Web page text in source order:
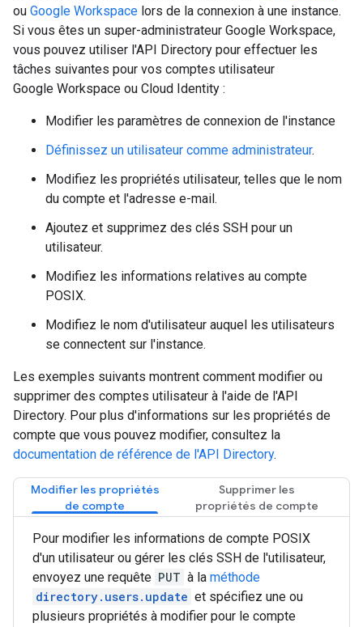
ou Google Workspace lors de la connexion à une instance.
Si vous êtes un super-administrateur Google Workspace,
vous pouvez utiliser l'API Directory pour effectuer les
tâches suivantes pour vos comptes utilisateur
Google Workspace ou Cloud Identity :
Modifier les paramètres de connexion de l'instance
Définissez un utilisateur comme administrateur.
Modifiez les propriétés utilisateur, telles que le nom
du compte et l'adresse e-mail.
Ajoutez et supprimez des clés SSH pour un
utilisateur.
Modifiez les informations relatives au compte
POSIX.
Modifiez le nom d'utilisateur auquel les utilisateurs
se connectent sur l'instance.
Les exemples suivants montrent comment modifier ou
supprimer des comptes utilisateur à l'aide de l'API
Directory. Pour plus d'informations sur les propriétés de
compte que vous pouvez modifier, consultez la
documentation de référence de l'API Directory.
Modifier les propriétés
de compte
Supprimer les
propriétés de compte
Pour modifier les informations de compte POSIX
d'un utilisateur ou gérer les clés SSH de l'utilisateur,
envoyez une requête PUT à la méthode
directory.users.update et spécifiez une ou
plusieurs propriétés à modifier pour le compte